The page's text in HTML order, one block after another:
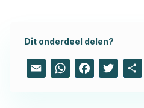
Dit onderdeel delen?
Email WhatsAppFacebook
Twitter